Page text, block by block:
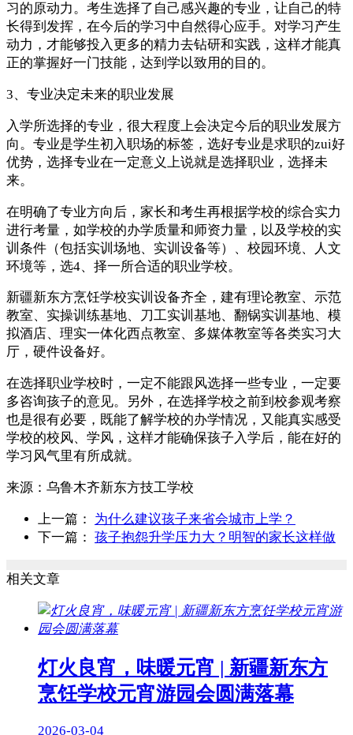
习的原动力。考生选择了自己感兴趣的专业，让自己的特
长得到发挥，在今后的学习中自然得心应手。对学习产生
动力，才能够投入更多的精力去钻研和实践，这样才能真
正的掌握好一门技能，达到学以致用的目的。
3、专业决定未来的职业发展
入学所选择的专业，很大程度上会决定今后的职业发展方
向。专业是学生初入职场的标签，选好专业是求职的zui好
优势，选择专业在一定意义上说就是选择职业，选择未
来。
在明确了专业方向后，家长和考生再根据学校的综合实力
进行考量，如学校的办学质量和师资力量，以及学校的实
训条件（包括实训场地、实训设备等）、校园环境、人文
环境等，选4、择一所合适的职业学校。
新疆新东方烹饪学校实训设备齐全，建有理论教室、示范
教室、实操训练基地、刀工实训基地、翻锅实训基地、模
拟酒店、理实一体化西点教室、多媒体教室等各类实习大
厅，硬件设备好。
在选择职业学校时，一定不能跟风选择一些专业，一定要
多咨询孩子的意见。另外，在选择学校之前到校参观考察
也是很有必要，既能了解学校的办学情况，又能真实感受
学校的校风、学风，这样才能确保孩子入学后，能在好的
学习风气里有所成就。
来源： 乌鲁木齐新东方技工学校
上一篇： 为什么建议孩子来省会城市上学？
下一篇： 孩子抱怨升学压力大？明智的家长这样做
相关文章
灯火良宵，味暖元宵 | 新疆新东方
烹饪学校元宵游园会圆满落幕
2026-03-04